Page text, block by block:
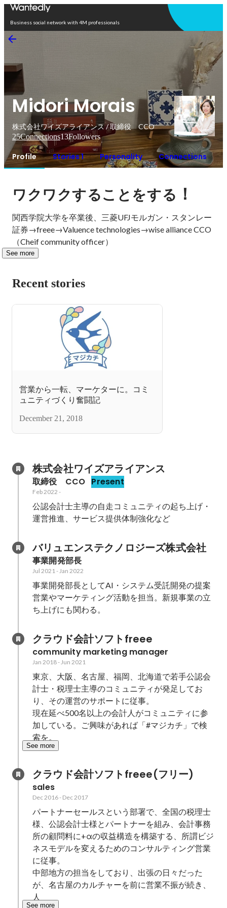
Business social network with 4M professionals
Midori Morais
株式会社ワイズアライアンス / 取締役 CCO
25Connections13Followers
Profile Stories 1 Personality Connections
ワクワクすることをする ！
関西学院大学を卒業後、三菱UFJモルガン・スタンレー
証券→freee→Valuence technologies→wise alliance CCO
（Cheif community officer）
See more
Recent stories
営業から一転、マーケターに。コミ
ュニティづくり奮闘記
December 21, 2018
株式会社ワイズアライアンス
取締役　CCO Present
Feb 2022 -
公認会計士主導の自走コミュニティの起ち上げ・
運営推進、サービス提供体制強化など
バリュエンステクノロジーズ株式会社
事業開発部長
Jul 2021 - Jan 2022
事業開発部長としてAI・システム受託開発の提案
営業やマーケティング活動を担当。新規事業の立
ち上げにも関わる。
クラウド会計ソフトfreee
community marketing manager
Jan 2018- Jun 2021
東京、大阪、名古屋、福岡、北海道で若手公認会
計士・税理士主導のコミュニティが発足してお
り、その運営のサポートに従事。
現在延べ500名以上の会計人がコミュニティに参
加している。ご興味があれば「#マジカチ」で検
索を。
See more
クラウド会計ソフトfreee(フリー)
sales
Dec 2016- Dec 2017
パートナーセールスという部署で、全国の税理士
様、公認会計士様とパートナーを組み、会計事務
所の顧問料に+αの収益構造を構築する、所謂ビジ
ネスモデルを変えるためのコンサルティング営業
に従事。
中部地方の担当をしており、出張の日々だった
が、名古屋のカルチャーを前に営業不振が続き、
人
See more